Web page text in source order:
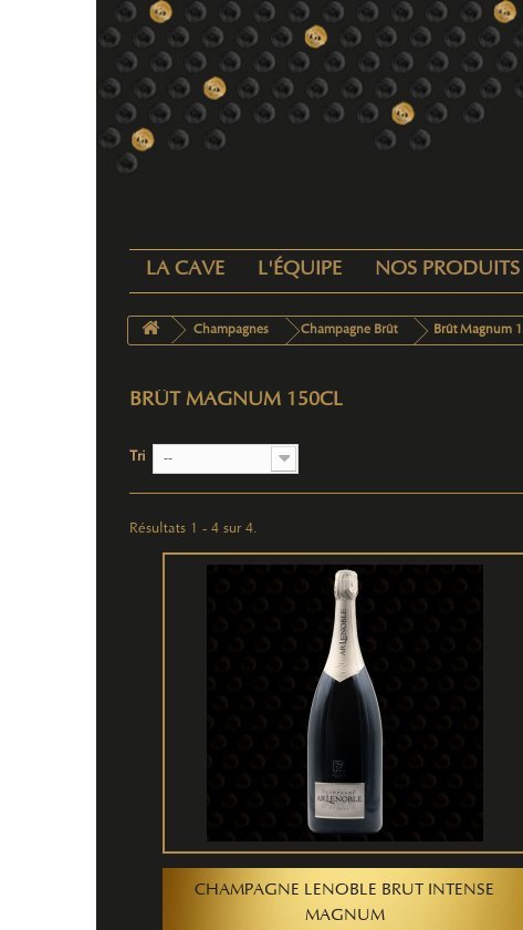
LA CAVE L'ÉQUIPE NOS PRODUITS
Champagnes Champagne Brût Brût Magnum
BRÛT MAGNUM 150CL
Tri --
Résultats 1 - 4 sur 4.
CHAMPAGNE LENOBLE BRUT INTENSE
MAGNUM